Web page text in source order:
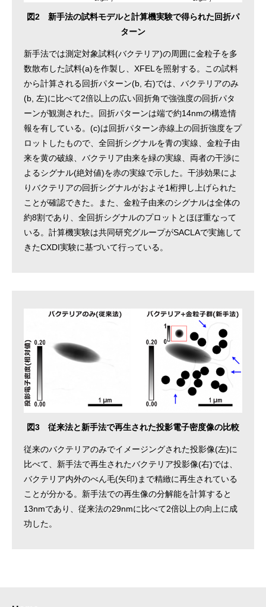
図2 新手法の試料モデルと計算機実験で得られた回折パ
ターン
新手法では測定対象試料(バクテリア)の周囲に金粒子を多
数散布した試料(a)を作製し、XFELを照射する。この試料
から計算される回折パターン(b, 右)では、バクテリアのみ
(b, 左)に比べて2倍以上の広い回折角で強強度の回折パタ
ーンが観測された。回折パターンは端で約14nmの構造情
報を有している。(c)は回折パターン赤線上の回折強度をプ
ロットしたもので、全回折シグナルを青の実線、金粒子由
来を黄の破線、バクテリア由来を緑の実線、両者の干渉に
よるシグナル(絶対値)を赤の実線で示した。干渉効果によ
りバクテリアの回折シグナルがおよそ1桁押し上げられた
ことが確認できた。また、金粒子由来のシグナルは全体の
約8割であり、全回折シグナルのプロットとほぼ重なって
いる。計算機実験は共同研究グループがSACLAで実施して
きたCXDI実験に基づいて行っている。
図3 従来法と新手法で再生された投影電子密度像の比較
従来のバクテリアのみでイメージングされた投影像(左)に
比べて、新手法で再生されたバクテリア投影像(右)では、
バクテリア内外のべん毛(矢印)まで精緻に再生されている
ことが分かる。新手法での再生像の分解能を計算すると
13nmであり、従来法の29nmに比べて2倍以上の向上に成
功した。